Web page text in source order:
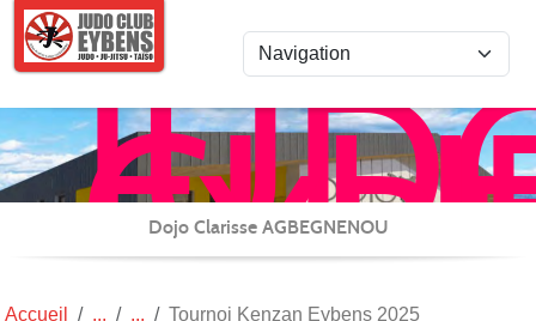
Dojo Clarisse AGBEGNENOU
Accueil Tournoi Kenzan Eybens 2025
Panneau de gestion des cookies